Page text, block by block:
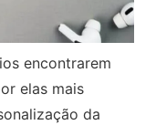
encontrarem
elas mais
da